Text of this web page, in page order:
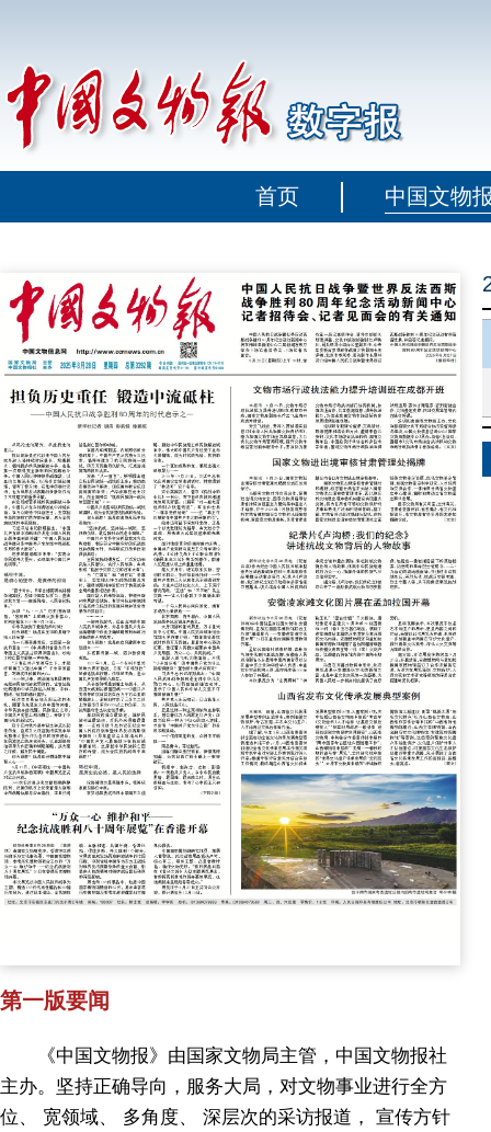
首页 中国文物
第一版要闻
《中国文物报》由国家文物局主管，中国文物报社
主办。坚持正确导向，服务大局，对文物事业进行全方
位、 宽领域、 多角度、 深层次的采访报道， 宣传方针